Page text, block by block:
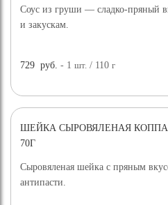
Соус из груши — сладко-пряный
и закускам.
729 руб. - 1шт. / 110г
ШЕЙКА СЫРОВЯЛЕНАЯ КОППА
70Г
Сыровяленая шейка с пряным
антипасти.